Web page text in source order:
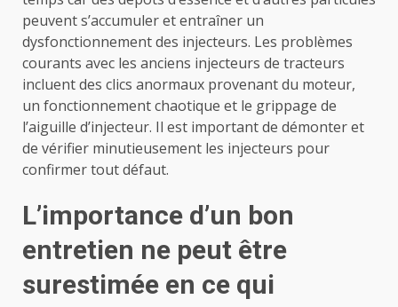
peuvent s’accumuler et entraîner un
dysfonctionnement des injecteurs. Les problèmes
courants avec les anciens injecteurs de tracteurs
incluent des clics anormaux provenant du moteur,
un fonctionnement chaotique et le grippage de
l’aiguille d’injecteur. Il est important de démonter et
de vérifier minutieusement les injecteurs pour
confirmer tout défaut.
L’importance d’un bon
entretien ne peut être
surestimée en ce qui